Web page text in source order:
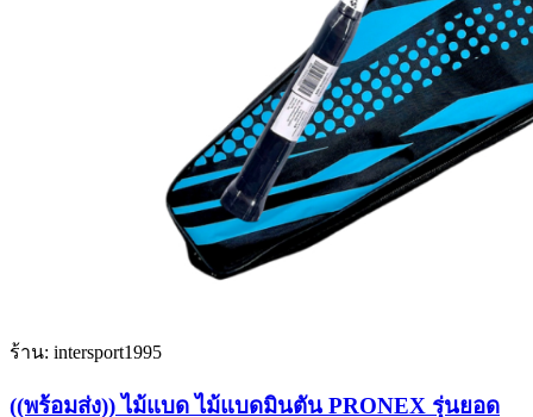
ร้าน: intersport1995
((พร้อมส่ง)) ไม้แบด ไม้แบดมินตัน PRONEX รุ่นยอด